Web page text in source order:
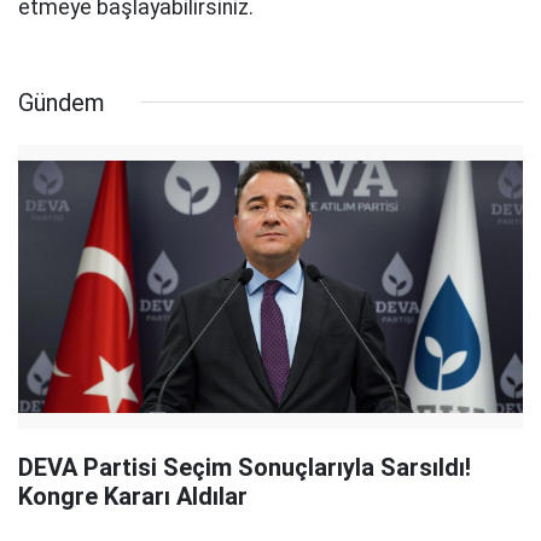
etmeye başlayabilirsiniz.
Gündem
DEVA Partisi Seçim Sonuçlarıyla Sarsıldı!
Kongre Kararı Aldılar